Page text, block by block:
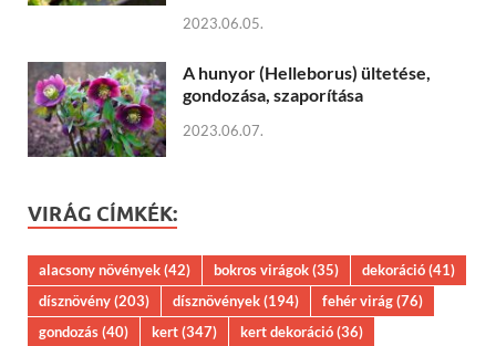
2023.06.05.
A hunyor (Helleborus) ültetése,
gondozása, szaporítása
2023.06.07.
VIRÁG CÍMKÉK:
alacsony növények(42) bokros virágok(35) dekoráció(41)
dísznövény(203) dísznövények(194) fehér virág(76)
gondozás(40) kert(347) kert dekoráció(36)